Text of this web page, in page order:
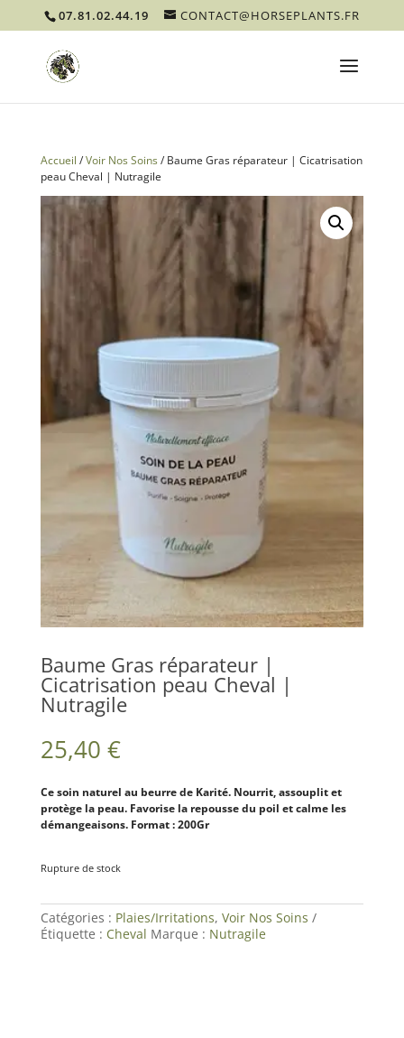
07.81.02.44.19 CONTACT@HORSEPLANTS.FR
Accueil /Voir Nos Soins/ Baume Gras réparateur | Cicatrisation
peau Cheval | Nutragile
Baume Gras réparateur |
Cicatrisation peau Cheval |
Nutragile
25,40 €
Ce soin naturel au beurre de Karité. Nourrit, assouplit et
protège la peau. Favorise la repousse du poil et calme les
démangeaisons. Format : 200Gr
Rupture de stock
Catégories : Plaies/Irritations, Voir Nos Soins
Étiquette : Cheval Marque : Nutragile